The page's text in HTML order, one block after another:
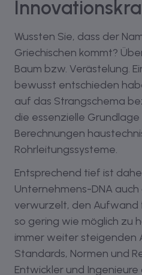
Wussten Sie, dass der
Griechischen kommt?
Baum bzw. Verästelung.
bewusst entschieden
auf das Strangschema
die essenzielle
Berechnungen
Rohrleitungssysteme.
Entsprechend tief ist
Unternehmens-DNA
verwurzelt, den Aufwand
so gering wie möglich zu
immer weiter steigenden
Standards, Normen und
Entwickler und